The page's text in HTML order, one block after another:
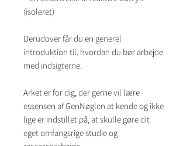
(isoleret)
Derudover får du en generel
introduktion til, hvordan du bør arbejde
med indsigterne.
Arket er for dig, der gerne vil lære
essensen af GenNøglen at kende og ikke
lige er indstillet på, at skulle gøre dit
eget omfangsrige studie og